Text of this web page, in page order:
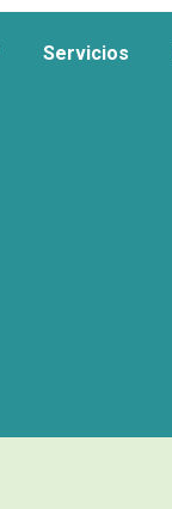
Servicios